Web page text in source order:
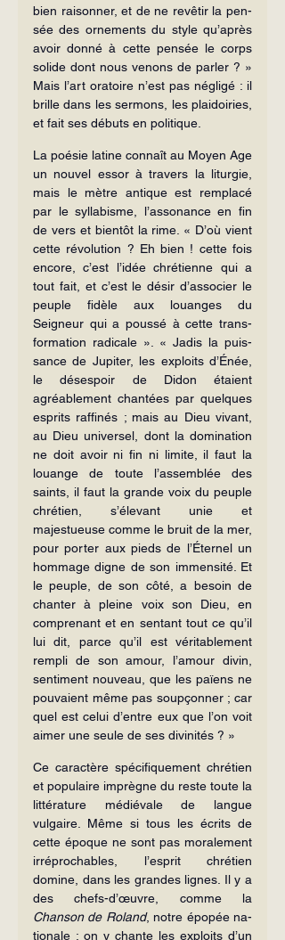
bien raisonner, et de ne revêtir la pen­
sée des ornements du style qu’après
avoir donné à cette pensée le corps
so­lide dont nous venons de parler ? »
Mais l’art oratoire n’est pas négligé : il
brille dans les sermons, les plaidoiries,
et fait ses débuts en politique.
La poésie latine connaît au Moyen Age
un nouvel essor à travers la litur­gie,
mais le mètre antique est rem­placé
par le syllabisme, l’assonance en fin
de vers et bientôt la rime. « D’où vient
cette révolution ? Eh bien ! cette fois
encore, c’est l’idée chrétienne qui a
tout fait, et c’est le désir d’associer le
peuple fidèle aux louanges du
Seigneur qui a poussé à cette trans­
formation radicale ». « Jadis la puis­
sance de Jupiter, les exploits d’Énée,
le désespoir de Didon étaient
agréable­ment chantées par quelques
esprits raffinés ; mais au Dieu vivant,
au Dieu universel, dont la domination
ne doit avoir ni fin ni limite, il faut la
louange de toute l’assemblée des
saints, il faut la grande voix du peuple
chrétien, s’élevant unie et
majestueuse comme le bruit de la mer,
pour porter aux pieds de l’Éternel un
hommage digne de son immensité. Et
le peuple, de son côté, a besoin de
chanter à pleine voix son Dieu, en
comprenant et en sentant tout ce qu’il
lui dit, parce qu’il est vé­ritablement
rempli de son amour, l’amour divin,
sentiment nouveau, que les païens ne
pouvaient même pas soupçonner ; car
quel est celui d’entre eux que l’on voit
aimer une seule de ses divinités ? »
Ce caractère spécifiquement chré­tien
et populaire imprègne du reste toute la
littérature médiévale de langue
vulgaire. Même si tous les écrits de
cette époque ne sont pas mo­ralement
irréprochables, l’esprit chré­tien
domine, dans les grandes lignes. Il y a
Chanson de Roland, notre épopée na­
tionale : on y chante les exploits d’un